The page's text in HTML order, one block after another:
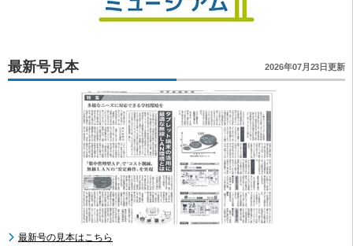
最新号見本 2026年07月23日更新
最新号の見本はこちら